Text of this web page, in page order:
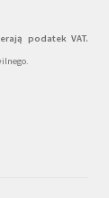
podatek VAT.